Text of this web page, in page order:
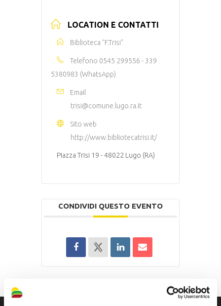
LOCATION E CONTATTI
Biblioteca "F.Trisi"
Telefono 0545 299556 - 339
5380983 (WhatsApp)
Email
trisi@comune.lugo.ra.it
Sito web
http://www.bibliotecatrisi.it/
Piazza Trisi 19 - 48022 Lugo (RA)
CONDIVIDI QUESTO EVENTO